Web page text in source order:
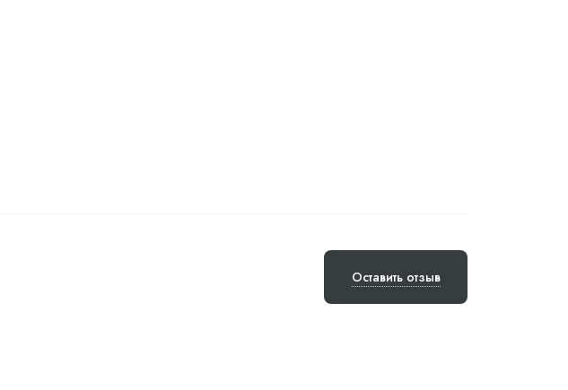
Оставить отзыв